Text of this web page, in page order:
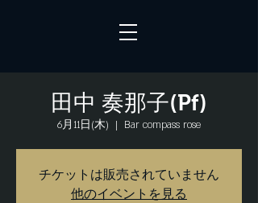
田中 奏那子(Pf)
6月11日(木)
  |
Bar compass rose
チケットは販売されていません
他のイベントを見る